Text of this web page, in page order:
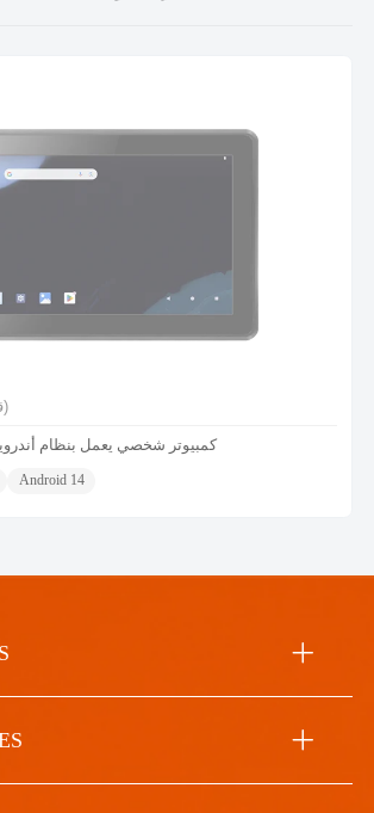
(قريباً)
كمبيوتر شخصي يعمل بنظام أندرويد
Android 14